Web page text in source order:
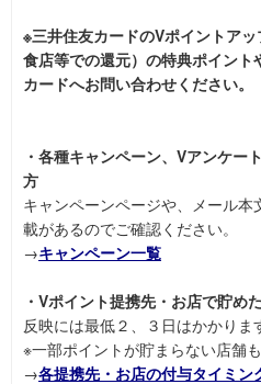
※三井住友カードのVポイントア
食店等での還元）の特典ポイン
カードへお問い合わせください。
・各種キャンペーン、Vアンケー
方
キャンペーンページや、メール
載があるのでご確認ください。
→キャンペーン一覧
・Vポイント提携先・お店で貯め
反映には最低２、３日はかかりま
※一部ポイントが貯まらない店舗も
→各提携先・お店の付与タイミン